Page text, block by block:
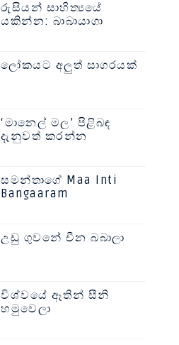
රුසියන් සාහිත්‍යයේ
යකින්න: බාබායාගා
ලෝකයට අලුත් සාගරයක්
‘මානෙල් මල’ පිළිබඳ
දැනුවත් කරන්න
සමන්තාගේ Maa Inti
Bangaaram
උඩු ගුවනේ චීන බබාලා
විශ්වයේ ඈතින් සීනි
හමුවෙලා